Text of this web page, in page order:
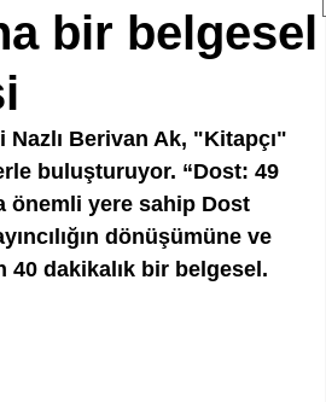
bir belgesel
Nazlı Berivan Ak, "Kitapçı"
buluşturuyor. “Dost: 49
önemli yere sahip Dost
dönüşümüne ve
40 dakikalık bir belgesel.